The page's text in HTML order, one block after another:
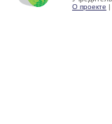
О проекте |